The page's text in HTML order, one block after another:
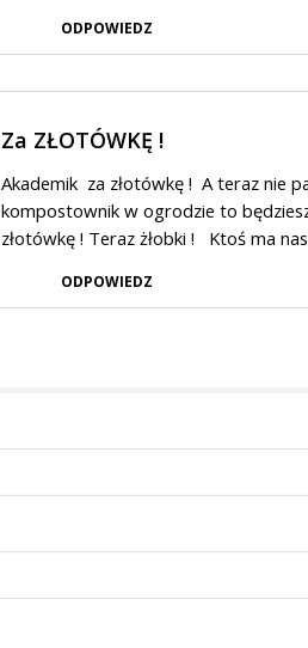
ODPOWIEDZ
Za ZŁOTÓWKĘ !
Akademik za złotówkę ! A teraz nie
kompostownik w ogrodzie to
złotówkę ! Teraz żłobki ! Ktoś ma
ODPOWIEDZ